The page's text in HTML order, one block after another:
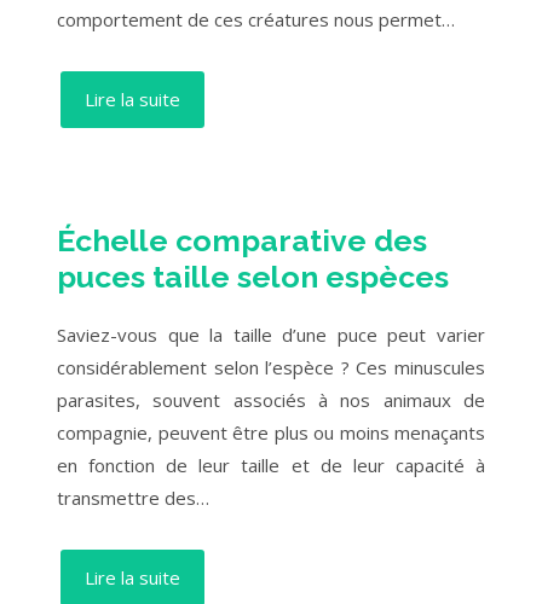
comportement de ces créatures nous permet…
Lire la suite
Échelle comparative des
puces taille selon espèces
Saviez-vous que la taille d’une puce peut varier
considérablement selon l’espèce ? Ces minuscules
parasites, souvent associés à nos animaux de
compagnie, peuvent être plus ou moins menaçants
en fonction de leur taille et de leur capacité à
transmettre des…
Lire la suite